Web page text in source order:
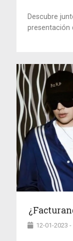
Descubre
presentación
12-01-2023